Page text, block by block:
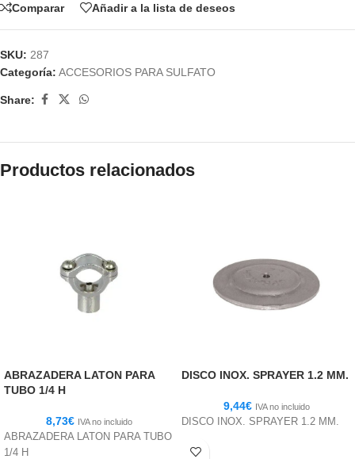
Comparar Añadir a la lista de deseos
SKU: 287
Categoría: ACCESORIOS PARA SULFATO
Share:
Productos relacionados
ABRAZADERA LATON PARA
TUBO 1/4 H
8,73€ IVA no incluido
ABRAZADERA LATON PARA TUBO
1/4 H
DISCO INOX. SPRAYER 1.2 MM.
9,44€ IVA no incluido
DISCO INOX. SPRAYER 1.2 MM.